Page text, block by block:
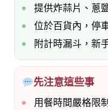
提供炸蒜片、蔥
位於百貨內，停
附計時漏斗，新
先注意這些事
用餐時間嚴格限